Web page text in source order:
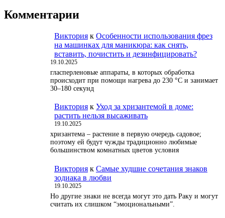
Комментарии
Виктория к Особенности использования фрез
на машинках для маникюра: как снять,
вставить, почистить и дезинфицировать?
19.10.2025
гласперленовые аппараты, в которых обработка
происходит при помощи нагрева до 230 °С и занимает
30–180 секунд
Виктория к Уход за хризантемой в доме:
растить нельзя высаживать
19.10.2025
хризантема – растение в первую очередь садовое;
поэтому ей будут чужды традиционно любимые
большинством комнатных цветов условия
Виктория к Самые худшие сочетания знаков
зодиака в любви
19.10.2025
Но другие знаки не всегда могут это дать Раку и могут
считать их слишком “эмоциональными”.